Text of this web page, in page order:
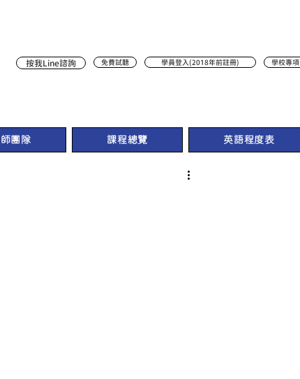
按我Line諮詢 免費試聽 學員登入(2018年前註冊) 學校專項
團隊 課程總覽 英語程度表